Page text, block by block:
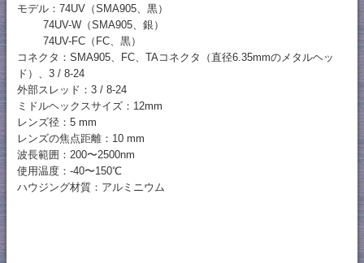
モデル：74UV（SMA905、黒）
74UV-W（SMA905、銀）
74UV-FC（FC、黒）
コネクタ：SMA905、FC、TAコネクタ（直径6.35mmのメタルヘッ
ド）、3 / 8-24
外部スレッド：3 / 8-24
ミドルヘックスサイズ：12mm
レンズ径：5 mm
レンズの焦点距離：10 mm
波長範囲：200〜2500nm
使用温度：-40〜150℃
ハウジング材質：アルミニウム